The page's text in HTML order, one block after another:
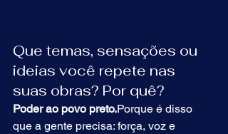
Que temas, sensações ou
ideias você repete nas
suas obras? Por quê?
Poder ao povo preto.Porque é disso
que a gente precisa: força, voz e